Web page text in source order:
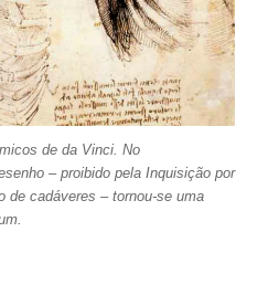
de da Vinci. No
– proibido pela Inquisição por
de cadáveres – tornou-se uma